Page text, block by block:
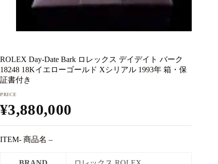
ROLEX Day-Date Bark ロレックス デイデイト バーク
18248 18Kイエローゴールド Xシリアル 1993年 箱・保
証書付き
¥3,880,000
ITEM- 商品名 –